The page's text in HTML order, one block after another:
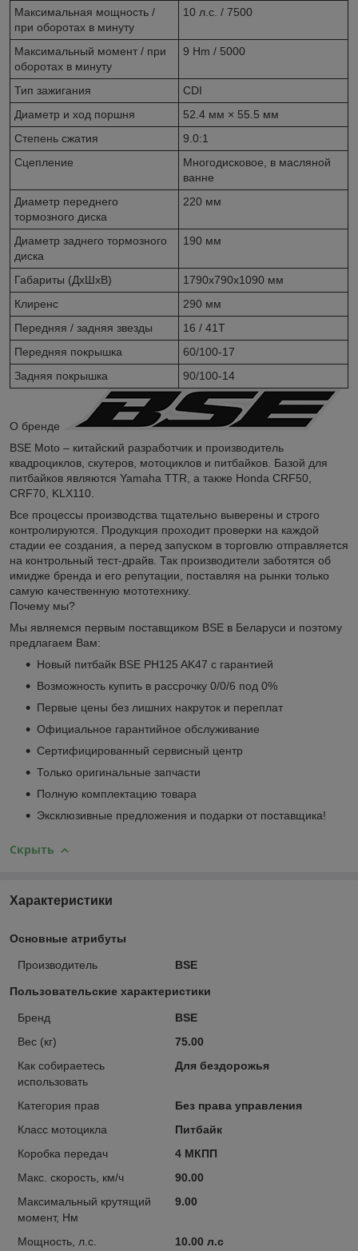
Максимальная мощность /
при оборотах в минуту
10 л.с. / 7500
Максимальный момент / при
оборотах в минуту
9 Hm / 5000
Тип зажигания
CDI
Диаметр и ход поршня
52.4 мм × 55.5 мм
Степень сжатия
9.0:1
Сцепление
Многодисковое, в масляной
ванне
Диаметр переднего
тормозного диска
220 мм
Диаметр заднего тормозного
диска
190 мм
Габариты (ДхШхВ)
1790х790х1090 мм
Клиренс
290 мм
Передняя / задняя звезды
16 / 41T
Передняя покрышка
60/100-17
Задняя покрышка
90/100-14
О бренде
BSE Moto – китайский разработчик и производитель
квадроциклов, скутеров, мотоциклов и питбайков. Базой для
питбайков являются Yamaha TTR, а также Honda CRF50,
CRF70, KLX110.
Все процессы производства тщательно выверены и строго
контролируются. Продукция проходит проверки на каждой
стадии ее создания, а перед запуском в торговлю отправляется
на контрольный тест-драйв. Так производители заботятся об
имидже бренда и его репутации, поставляя на рынки только
самую качественную мототехнику.
Почему мы?
Мы являемся первым поставщиком BSE в Беларуси и поэтому
предлагаем Вам:
Новый питбайк BSE PH125 AK47 с гарантией
Возможность купить в рассрочку 0/0/6 под 0%
Первые цены без лишних накруток и переплат
Официальное гарантийное обслуживание
Сертифицированный сервисный центр
Только оригинальные запчасти
Полную комплектацию товара
Эксклюзивные предложения и подарки от поставщика!
Скрыть
Характеристики
Основные атрибуты
Производитель BSE
Пользовательские характеристики
Бренд
BSE
Вес (кг)
75.00
Как собираетесь
использовать
Для бездорожья
Категория прав
Без права управления
Класс мотоцикла
Питбайк
Коробка передач
4 МКПП
Макс. скорость, км/ч
90.00
Максимальный крутящий
момент, Нм
9.00
Мощность, л.с. 10.00 л.с